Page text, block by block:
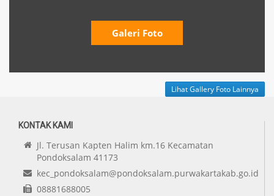
Galeri Foto
Lihat Gallery Foto Lainnya
KONTAK KAMI
Jl. Terusan Kapten Halim km.16 Kecamatan
Pondoksalam 41173
kec_pondoksalam@pondoksalam.purwakartakab.go.id
08881688005